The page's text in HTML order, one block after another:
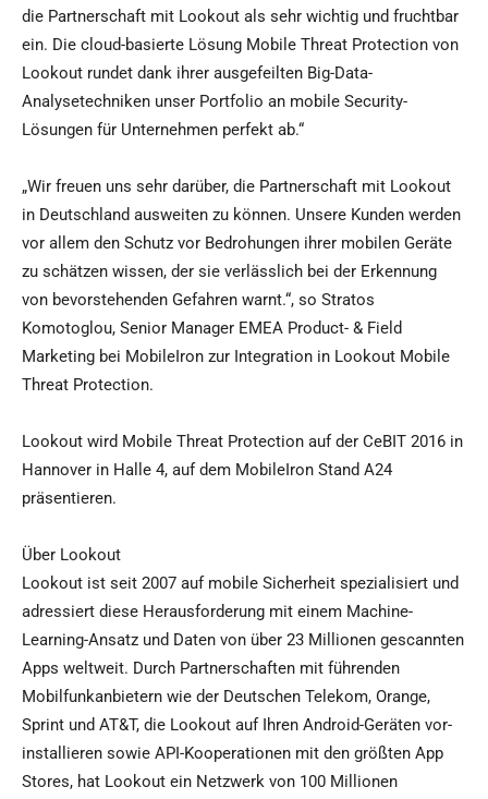
die Partnerschaft mit Lookout als sehr wichtig und fruchtbar
ein. Die cloud-basierte Lösung Mobile Threat Protection von
Lookout rundet dank ihrer ausgefeilten Big-Data-
Analysetechniken unser Portfolio an mobile Security-
Lösungen für Unternehmen perfekt ab.“
„Wir freuen uns sehr darüber, die Partnerschaft mit Lookout
in Deutschland ausweiten zu können. Unsere Kunden werden
vor allem den Schutz vor Bedrohungen ihrer mobilen Geräte
zu schätzen wissen, der sie verlässlich bei der Erkennung
von bevorstehenden Gefahren warnt.“, so Stratos
Komotoglou, Senior Manager EMEA Product- & Field
Marketing bei MobileIron zur Integration in Lookout Mobile
Threat Protection.
Lookout wird Mobile Threat Protection auf der CeBIT 2016 in
Hannover in Halle 4, auf dem MobileIron Stand A24
präsentieren.
Über Lookout
Lookout ist seit 2007 auf mobile Sicherheit spezialisiert und
adressiert diese Herausforderung mit einem Machine-
Learning-Ansatz und Daten von über 23 Millionen gescannten
Apps weltweit. Durch Partnerschaften mit führenden
Mobilfunkanbietern wie der Deutschen Telekom, Orange,
Sprint und AT&T, die Lookout auf Ihren Android-Geräten vor-
installieren sowie API-Kooperationen mit den größten App
Stores, hat Lookout ein Netzwerk von 100 Millionen